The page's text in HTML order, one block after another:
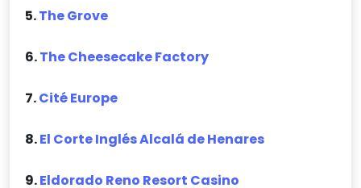
5.The Grove
6.The Cheesecake Factory
7.Cité Europe
8.El Corte Inglés Alcalá de Henares
9.Eldorado Reno Resort Casino